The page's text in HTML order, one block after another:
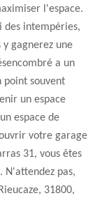
l'espace.
des intempéries,
gagnerez une
a un
souvent
un espace
espace de
votre garage
31, vous êtes
N'attendez pas,
31800,